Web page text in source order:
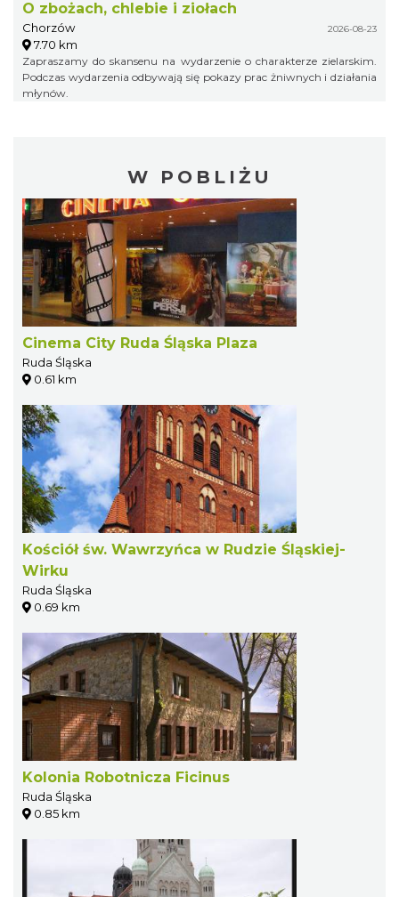
O zbożach, chlebie i ziołach
Chorzów 2026-08-23
7.70 km
Zapraszamy do skansenu na wydarzenie o charakterze zielarskim.
Podczas wydarzenia odbywają się pokazy prac żniwnych i działania
młynów.
W POBLIŻU
Cinema City Ruda Śląska Plaza
Ruda Śląska
0.61 km
Kościół św. Wawrzyńca w Rudzie Śląskiej-
Wirku
Ruda Śląska
0.69 km
Kolonia Robotnicza Ficinus
Ruda Śląska
0.85 km